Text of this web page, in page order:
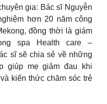
gia: Bác sĩ Nguyễn
hơn 20 năm công
đồng thời là giám
spa Health care –
sĩ sẽ chia sẻ về những
giúp mẹ giảm đau khi
kiến thức chăm sóc trẻ